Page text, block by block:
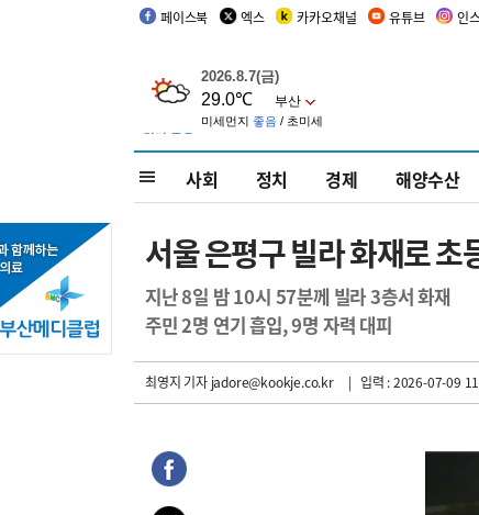
페이스북 엑스 카카오채널 유튜브 인
사회 정치 경제 해양수산
서울 은평구 빌라 화재로 초
지난 8일 밤 10시 57분께 빌라 3층서 화재
주민 2명 연기 흡입, 9명 자력 대피
최영지 기자jadore@kookje.co.kr | 입력 : 2026-07-09